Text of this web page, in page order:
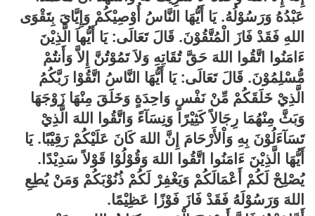
عَبْدُهُ وَرَسُوْلُهُ. يَا أَيُّهَا النَّاسُ أُوْصِيْكُمْ وَإِيَّايَ بِتَقْوَى
اللهِ فَقَدْ فَازَ الْمُتَّقُوْنَ. قَالَ تَعَالَى: يَا أَيُّهاَ الَّذِيْنَ
ءَامَنُوا اتَّقُوا اللهَ حَقَّ تُقَاتِهِ وَلاَ تَمُوْتُنَّ إِلاَّ وَأَنتُمْ
مُّسْلِمُوْنَ. قَالَ تَعَالَى: يَا أَيُّهَا النَّاسُ اتَّقُوْا رَبَّكُمُ
الَّذِيْ خَلَقَكُمْ مِّنْ نَفْسٍ وَاحِدَةٍ وَخَلَقَ مِنْهَا زَوْجَهَا
وَبَثَّ مِنْهُمَا رِجَالاً كَثِيْرًا وَنِسَآءً وَاتَّقُوا اللهَ الَّذِيْ
تَسَآءَلُوْنَ بِهِ وَاْلأَرْحَامَ إِنَّ اللهَ كَانَ عَلَيْكُمْ رَقِيْبًا. يَا
أَيُّهَا الَّذِيْنَ ءَامَنُوا اتَّقُوا اللهَ وَقُوْلُوْا قَوْلاً سَدِيْدًا.
يُصْلِحْ لَكُمْ أَعْمَالَكُمْ وَيَغْفِرْ لَكُمْ ذُنُوْبَكُمْ وَمَنْ يُطِعِ
اللهَ وَرَسُوْلَهُ فَقَدْ فَازَ فَوْزًا عَظِيْمًا.